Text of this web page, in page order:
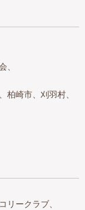
、
柏崎市、刈羽村、
リークラブ、